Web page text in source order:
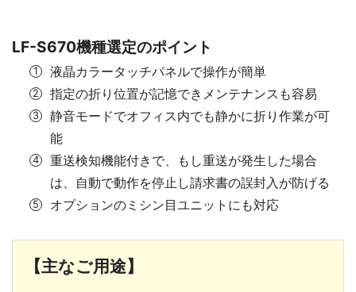
LF-S670機種選定のポイント
液晶カラータッチパネルで操作が簡単
指定の折り位置が記憶できメンテナンスも容易
静⾳モードでオフィス内でも静かに折り作業が可
能
重送検知機能付きで、もし重送が発⽣した場合
は、⾃動で動作を停⽌し請求書の誤封⼊が防げる
オプションのミシン⽬ユニットにも対応
【主なご用途】